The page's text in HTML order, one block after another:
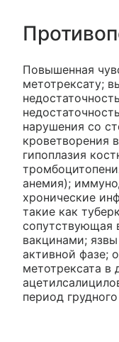
Повышенная
метотрексату;
нарушения со
кроветворения
гипоплазия
анемия);
хронические
такие как
сопутствующая
вакцинами;
активной фазе;
метотрексата в
период